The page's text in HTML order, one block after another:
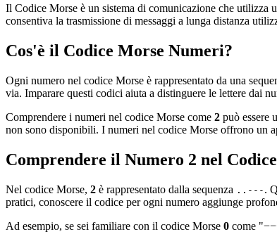
Il Codice Morse è un sistema di comunicazione che utilizza
consentiva la trasmissione di messaggi a lunga distanza
Cos'è il Codice Morse Numeri?
Ogni numero nel codice Morse è rappresentato da una
via. Imparare questi codici aiuta a distinguere le lettere dai
Comprendere i numeri nel codice Morse come 2 può essere
non sono disponibili. I numeri nel codice Morse offrono un
Comprendere il Numero 2 nel
Nel codice Morse, 2 è rappresentato dalla sequenza ..--- .
pratici, conoscere il codice per ogni numero aggiunge
Ad esempio, se sei familiare con il codice Morse 0 come